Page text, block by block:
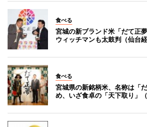
食べる
宮城の新ブランド米「だて正
ウィッチマンも太鼓判（仙台経
食べる
宮城県の新銘柄米、名称は「
め、いざ食卓の「天下取り」